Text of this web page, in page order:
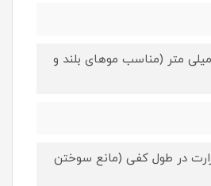
عرض صفحات 26 میلی متر (مناسب موهای بلند و
در طول کفی (مانع سوختن